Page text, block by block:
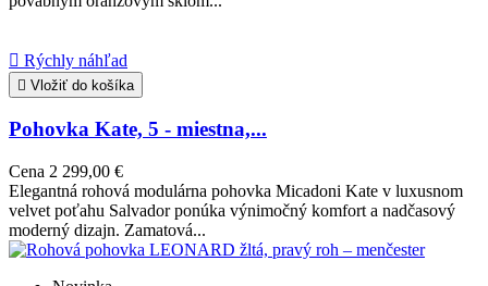
 Rýchly náhľad
 Vložiť do košíka
Pohovka Kate, 5 - miestna,...
Cena 2 299,00 €
Elegantná rohová modulárna pohovka Micadoni Kate v luxusnom
velvet poťahu Salvador ponúka výnimočný komfort a nadčasový
moderný dizajn. Zamatová...